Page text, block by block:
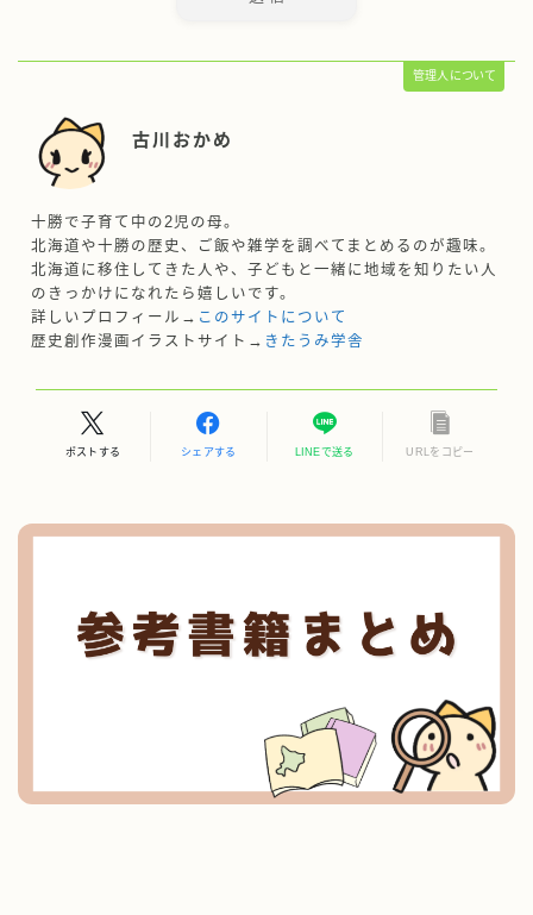
管理人について
古川おかめ
十勝で子育て中の2児の母。
北海道や十勝の歴史、ご飯や雑学を調べてまとめるのが趣味。
北海道に移住してきた人や、子どもと一緒に地域を知りたい人
のきっかけになれたら嬉しいです。
詳しいプロフィール→ このサイトについて
歴史創作漫画イラストサイト→ きたうみ学舎
ポストする シェアする LINEで送る URLをコピー